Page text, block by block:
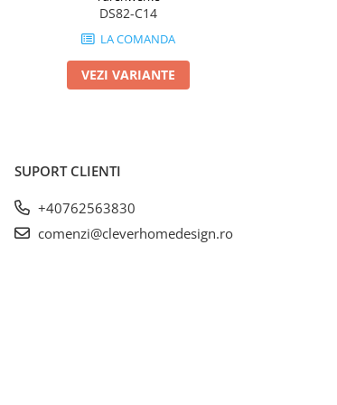
DS82-C14
LA COMANDA
VEZI VARIANTE
SUPORT CLIENTI
+40762563830
comenzi@cleverhomedesign.ro